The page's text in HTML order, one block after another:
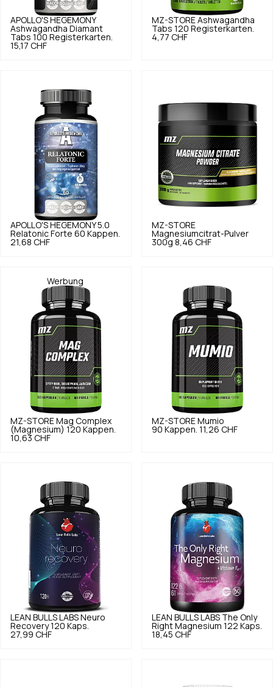
APOLLO'S HEGEMONY
Ashwagandha Diamant
Tabs 100 Registerkarten.
15,17 CHF
MZ-STORE Ashwagandha
Tabs 120 Registerkarten.
4,77 CHF
APOLLO'S HEGEMONY 5.0
Relatonic Forte 60 Kappen.
21,68 CHF
MZ-STORE
Magnesiumcitrat-Pulver
300g 8,46 CHF
Werbung
MZ-STORE Mag Complex
(Magnesium) 120 Kappen.
10,63 CHF
MZ-STORE Mumio
90 Kappen. 11,26 CHF
LEAN BULLS LABS Neuro
Recovery 120 Kaps.
27,99 CHF
LEAN BULLS LABS The Only
Right Magnesium 122 Kaps.
18,45 CHF